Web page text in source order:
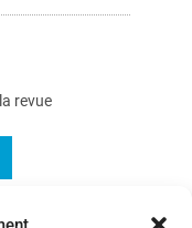
revue